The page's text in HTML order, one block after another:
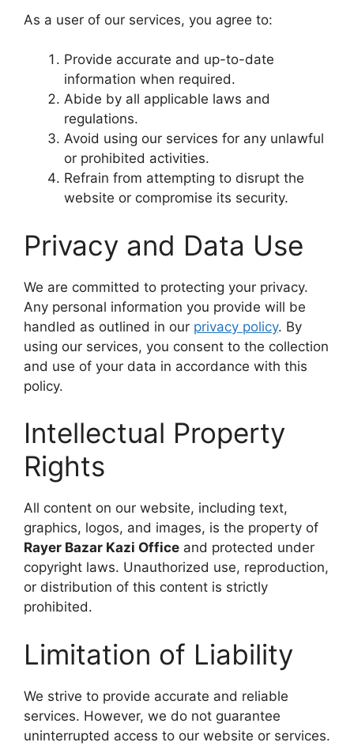
As a user of our services, you agree to:
Provide accurate and up-to-date
information when required.
Abide by all applicable laws and
regulations.
Avoid using our services for any unlawful
or prohibited activities.
Refrain from attempting to disrupt the
website or compromise its security.
Privacy and Data Use
We are committed to protecting your privacy.
Any personal information you provide will be
handled as outlined in our privacy policy. By
using our services, you consent to the collection
and use of your data in accordance with this
policy.
Intellectual Property
Rights
All content on our website, including text,
graphics, logos, and images, is the property of
Rayer Bazar Kazi Office and protected under
copyright laws. Unauthorized use, reproduction,
or distribution of this content is strictly
prohibited.
Limitation of Liability
We strive to provide accurate and reliable
services. However, we do not guarantee
uninterrupted access to our website or services.